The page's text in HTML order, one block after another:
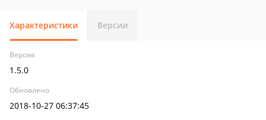
Характеристики Версии
Версия
1.5.0
Обновлено
2018-10-27 06:37:45